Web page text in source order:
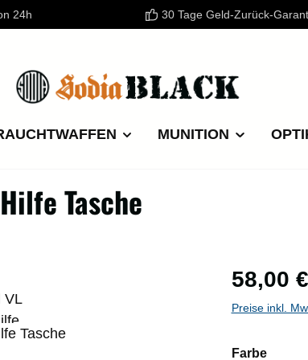
24h 30 Tage Geld-Zurück-
MUNITION
Tasche
Regulärer
58,00 €
Preise inkl.
Farbe